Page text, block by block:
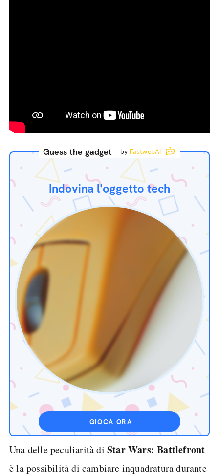
Guess the gadget by FastwebAI
Indovina l'oggetto tech
GIOCA ORA
Una delle peculiarità di Star Wars: Battlefront
è la possibilità di cambiare inquadratura durante